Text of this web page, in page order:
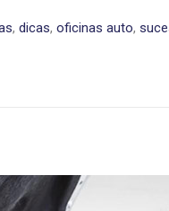
, dicas, oficinas auto,